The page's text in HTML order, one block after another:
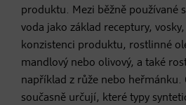
produktu. Mezi běžně používané
voda jako základ receptury,
konzistenci produktu, rostlinné
mandlový nebo olivový, a také
například z růže nebo heřmánku.
současně určují, které typy